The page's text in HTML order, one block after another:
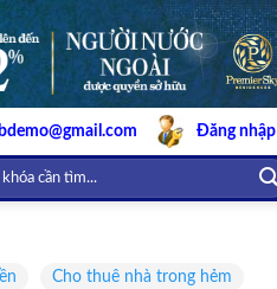
Đăng nhập
Cho thuê nhà trong hẻm